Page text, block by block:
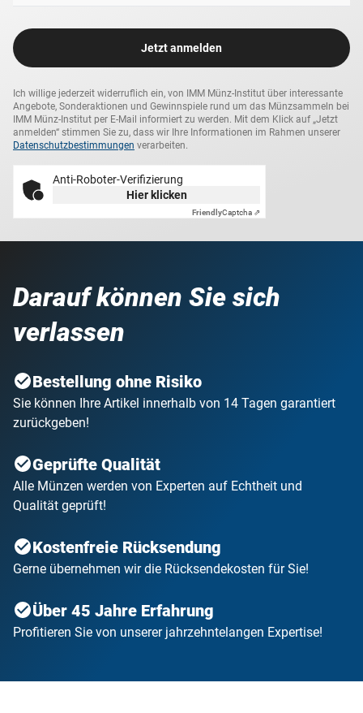
Jetzt anmelden
Ich willige jederzeit widerruflich ein, von IMM Münz-Institut über interessante
Angebote, Sonderaktionen und Gewinnspiele rund um das Münzsammeln bei
IMM Münz-Institut per E-Mail informiert zu werden. Mit dem Klick auf „Jetzt
anmelden“ stimmen Sie zu, dass wir Ihre Informationen im Rahmen unserer
Datenschutzbestimmungen verarbeiten.
Anti-Roboter-Verifizierung
Hier klicken
FriendlyCaptcha ⇗
Darauf können Sie sich
verlassen
Bestellung ohne Risiko
Sie können Ihre Artikel innerhalb von 14 Tagen garantiert
zurückgeben!
Geprüfte Qualität
Alle Münzen werden von Experten auf Echtheit und
Qualität geprüft!
Kostenfreie Rücksendung
Gerne übernehmen wir die Rücksendekosten für Sie!
Über 45 Jahre Erfahrung
Profitieren Sie von unserer jahrzehntelangen Expertise!